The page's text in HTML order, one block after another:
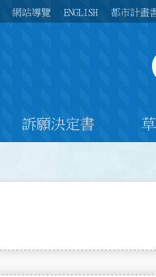
網站導覽 ENGLISH 都市計畫
訴願決定書